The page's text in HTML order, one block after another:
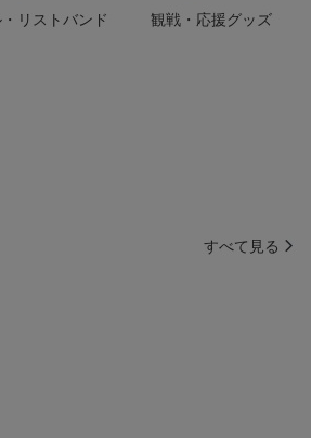
リストバンド 観戦・応援グッズ
すべて見る